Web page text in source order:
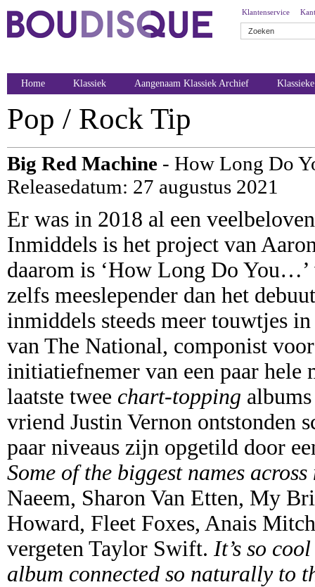
Klantenservice
Home Klassiek Aangenaam Klassiek Archief
Pop / Rock Tip
Big Red Machine - How Long Do
Releasedatum: 27 augustus 2021
Er was in 2018 al een
Inmiddels is het project van
daarom is ‘How Long Do You…’
zelfs meeslepender dan het
inmiddels steeds meer touwtjes
van The National, componist
initiatiefnemer van een paar
laatste twee chart-topping
vriend Justin Vernon ontstonden
paar niveaus zijn opgetild door
Some of the biggest names
Naeem, Sharon Van Etten, My
Howard, Fleet Foxes, Anais
vergeten Taylor Swift. It’s so
album connected so naturally to